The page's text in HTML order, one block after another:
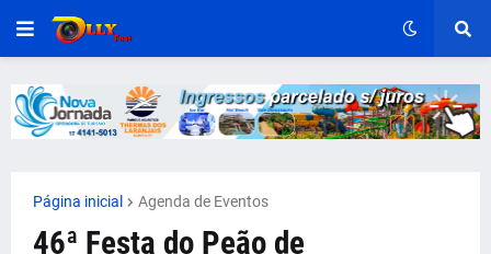
Página inicial Agenda de Eventos
46ª Festa do Peão de